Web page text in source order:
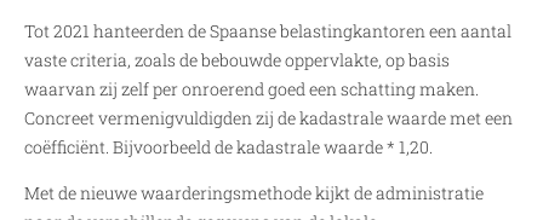
Tot 2021 hanteerden de Spaanse belastingkantoren een aantal
vaste criteria, zoals de bebouwde oppervlakte, op basis
waarvan zij zelf per onroerend goed een schatting maken.
Concreet vermenigvuldigden zij de kadastrale waarde met een
coëfficiënt. Bijvoorbeeld de kadastrale waarde * 1,20.
Met de nieuwe waarderingsmethode kijkt de administratie